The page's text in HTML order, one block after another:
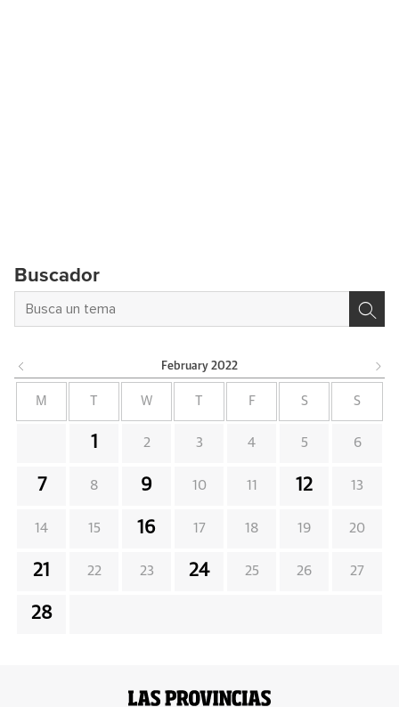
Buscador
February 2022
M W F S S
1 2 3 4 5 6
7 8 9 10 11 12 13
14 15 16 17 18 19 20
21 22 23 24 25 26 27
28